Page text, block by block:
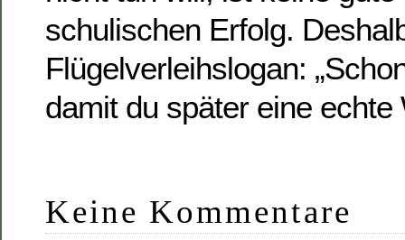
schulischen Erfolg.
Flügelverleihslogan:
damit du später eine echte
Keine Kommentare